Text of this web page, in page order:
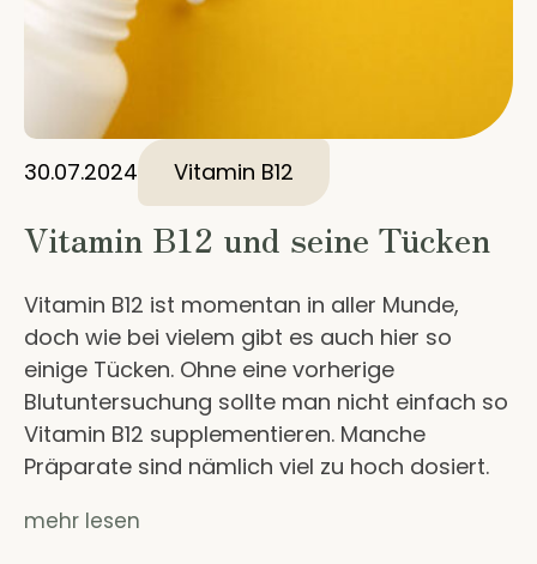
30.07.2024 Vitamin B12
Vitamin B12 und seine Tücken
Vitamin B12 ist momentan in aller Munde,
doch wie bei vielem gibt es auch hier so
einige Tücken. Ohne eine vorherige
Blutuntersuchung sollte man nicht einfach so
Vitamin B12 supplementieren. Manche
Präparate sind nämlich viel zu hoch dosiert.
mehr lesen